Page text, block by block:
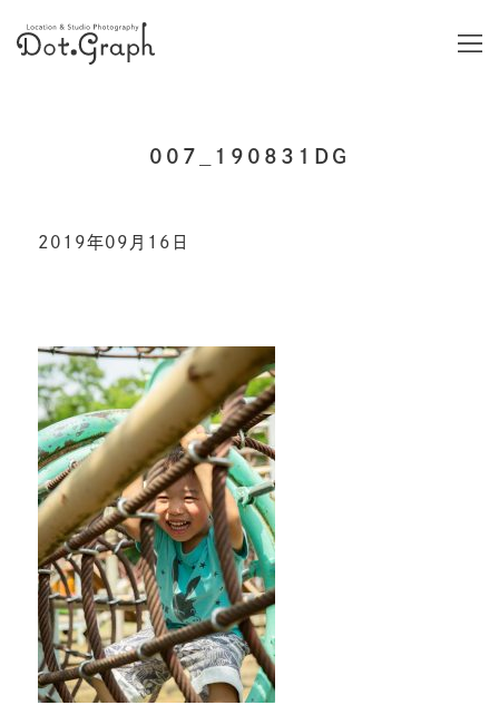
007_190831DG
2019年09月16日